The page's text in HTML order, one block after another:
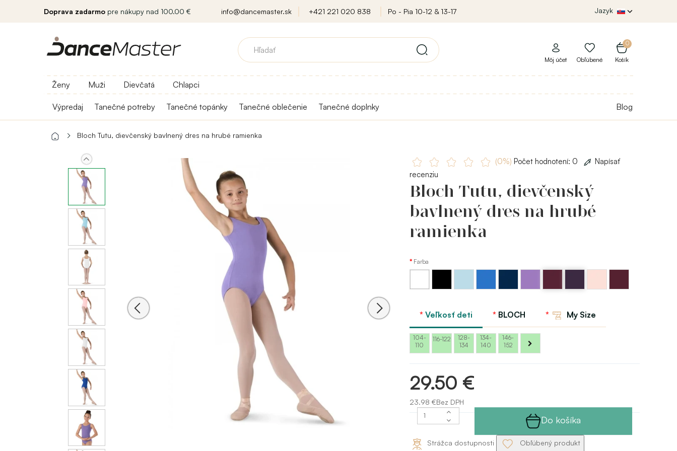
Doprava zadarmo pre nákupy nad 100.00 € info@dancemaster.sk +421 221 020 838 Po - Pia 10-12 & 13-17 Jazyk
0
Košík
Môj účet Obľúbené
Ženy Muži Dievčatá Chlapci
Výpredaj Tanečné potreby Tanečné topánky Tanečné oblečenie Tanečné doplnky Blog
Bloch Tutu, dievčenský bavlnený dres na hrubé ramienka
(0%) Počet hodnotení: 0
Napísať
recenziu
Bloch Tutu, dievčenský
bavlnený dres na hrubé
ramienka
Farba
Bloch
Bloch
bloch
Bloch
Bloch
Bloch
Veľkosť deti BLOCH My Size
104-
110
116-122
128-
134
134-
140
146-
152
29.50 €
23.98 €Bez DPH
Do košíka
Strážca dostupnosti Obľúbený produkt